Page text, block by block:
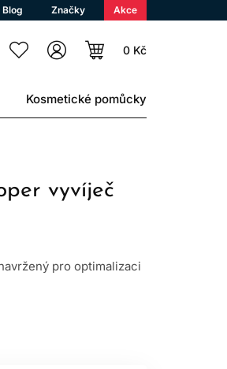
Blog Značky Akce
0 Kč
Kosmetické pomůcky
vyvíječ
pro optimalizaci